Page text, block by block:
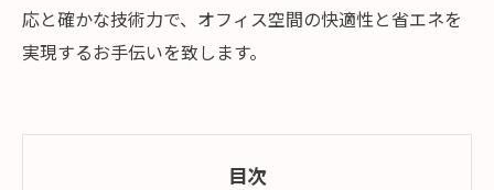
応と確かな技術力で、オフィス空間の快適性と省エネを
実現するお手伝いを致します。
目次